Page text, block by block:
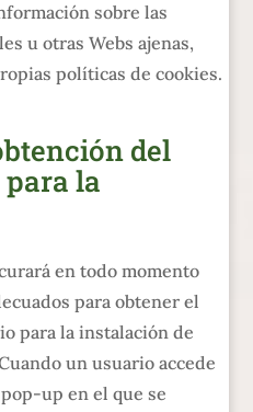
sobre las
u otras Webs ajenas,
políticas de cookies.
del
la
en todo momento
para obtener el
para la instalación de
un usuario accede
up en el que se